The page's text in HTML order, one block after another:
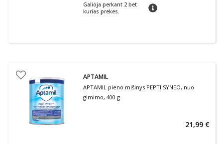
Galioja perkant 2 bet
kurias prekes.
patarimas
APTAMIL
APTAMIL pieno mišinys PEPTI SYNEO, nuo
gimimo, 400 g
21,99 €